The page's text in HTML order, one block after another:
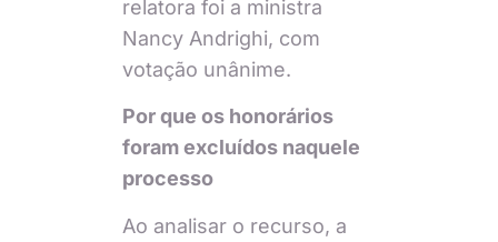
relatora foi a ministra
Nancy Andrighi, com
votação unânime.
Por que os honorários
foram excluídos naquele
processo
Ao analisar o recurso, a